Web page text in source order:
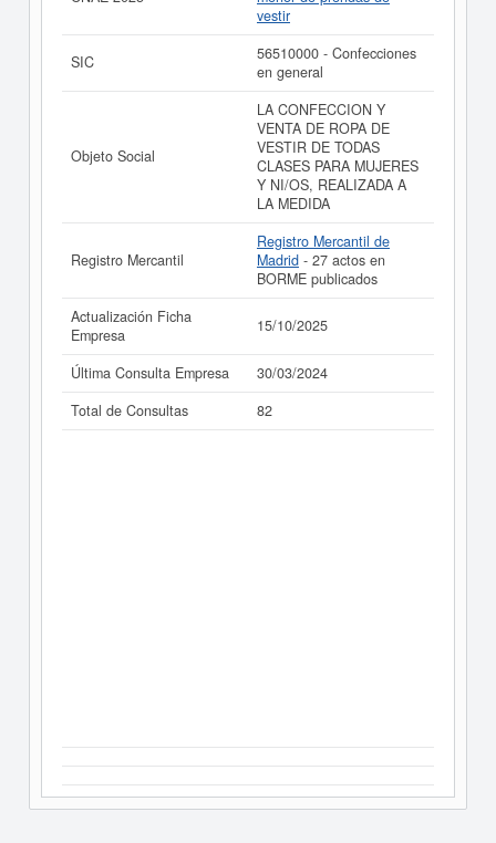
Esta empresa figura inscrita en el Registro Mercantil de
Madrid y tiene 27 actos inscritos en el BORME.
Si está interesado en conocer más datos de la empresa
A DE LOS RISCOS Y CAÑAVERAL BASSECOURT SA
acceder inmediatamente a este Informe ampliado
de A DE LOS RISCOS Y CAÑAVERAL BASSECOURT
SA y consultar los resultados de sus años de actividad,
así como los balances y cuentas de resultados
disponibles.
La última actualización del informe de empresa se ha
realizado el 15/10/2025.
vestir
SIC
56510000 - Confecciones
en general
Objeto Social
LA CONFECCION Y
VENTA DE ROPA DE
VESTIR DE TODAS
CLASES PARA MUJERES
Y NI/OS, REALIZADA A
LA MEDIDA
Registro Mercantil
Registro Mercantil de
Madrid - 27 actos en
BORME publicados
Actualización Ficha
Empresa
15/10/2025
Última Consulta Empresa
30/03/2024
Total de Consultas
82